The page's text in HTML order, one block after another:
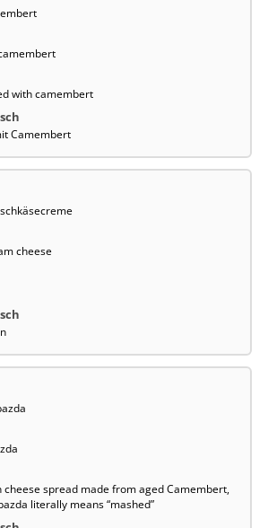
with camembert
Camembert
cheese
spread made from aged Camembert,
literally means “mashed”